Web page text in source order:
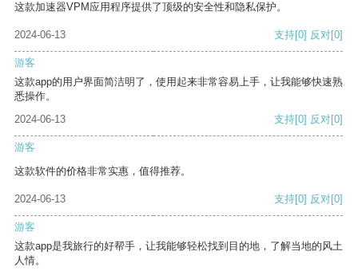
这款加速器VPM应用程序提供了顶级的安全性和隐私保护。
2024-06-13 支持[0] 反对[0]
游客
这款app的用户界面简洁明了，使用起来非常容易上手，让我能够快速熟
悉操作。
2024-06-13
支持[0] 反对[0]
游客
这款软件的价格非常实惠，值得推荐。
2024-06-13 支持[0] 反对[0]
游客
这款app是我旅行的好帮手，让我能够轻松找到目的地，了解当地的风土
人情。